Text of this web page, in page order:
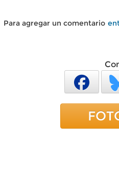
Para agregar un comentario